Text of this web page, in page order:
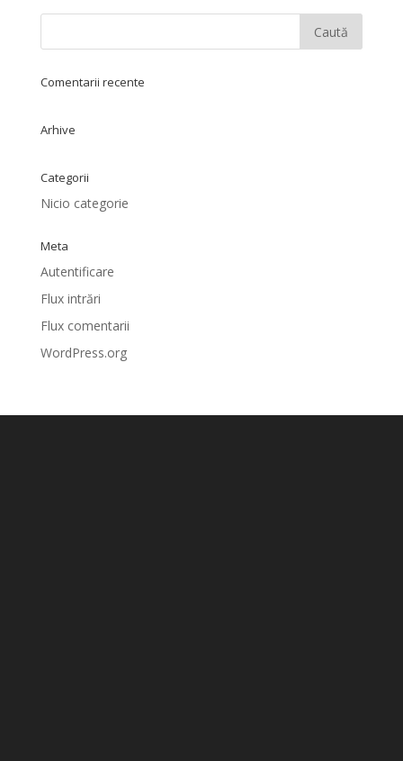
Comentarii recente
Arhive
Categorii
Nicio categorie
Meta
Autentificare
Flux intrări
Flux comentarii
WordPress.org